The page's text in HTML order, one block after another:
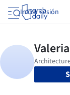
Iniciar sesión